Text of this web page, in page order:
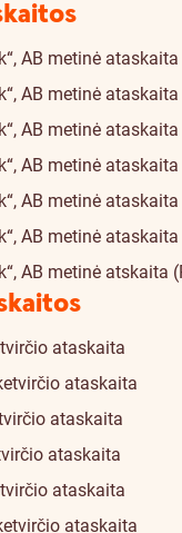
AB metinė ataskaita
AB metinė ataskaita
AB metinė ataskaita
AB metinė ataskaita
AB metinė ataskaita
AB metinė ataskaita
AB metinė atskaita
ataskaita
ataskaita
ataskaita
ataskaita
ataskaita
ataskaita